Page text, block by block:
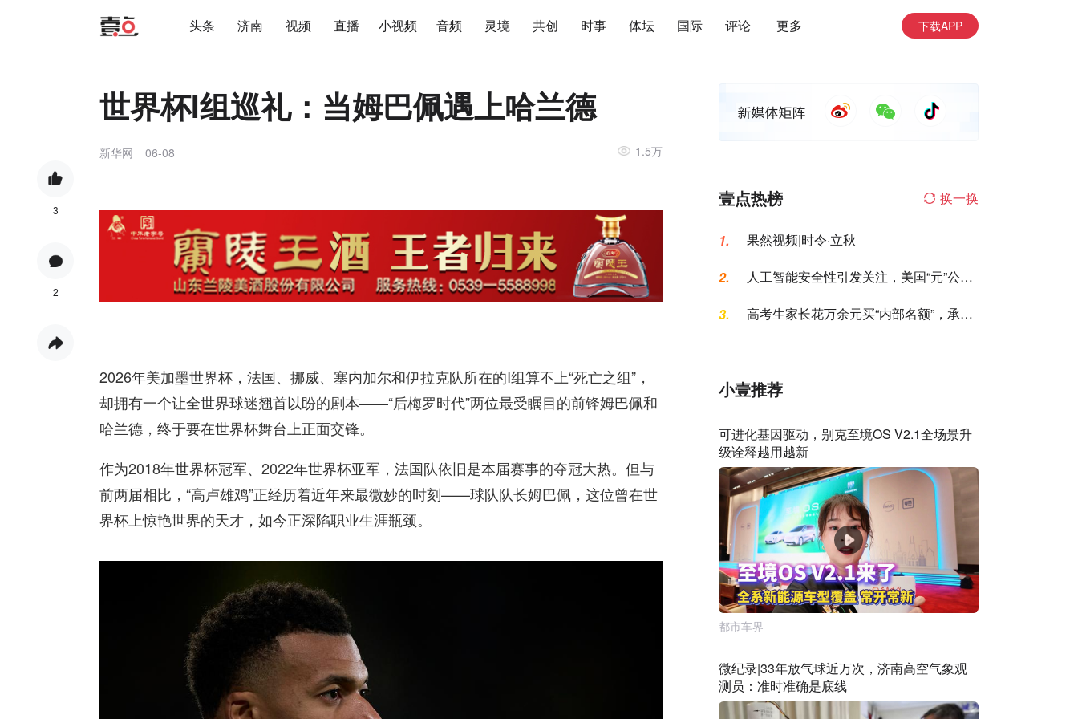
头条 济南 视频 直播 小视频 音频 灵境 共创 时事 体坛 国际 评论 更多 下载APP
3
2
世界杯I组巡礼：当姆巴佩遇上哈兰德
新华网 06-08 1.5万
2026年美加墨世界杯，法国、挪威、塞内加尔和伊拉克队所在的I组算不上“死亡之组”，
却拥有一个让全世界球迷翘首以盼的剧本——“后梅罗时代”两位最受瞩目的前锋姆巴佩和
哈兰德，终于要在世界杯舞台上正面交锋。
作为2018年世界杯冠军、2022年世界杯亚军，法国队依旧是本届赛事的夺冠大热。但与
前两届相比，“高卢雄鸡”正经历着近年来最微妙的时刻——球队队长姆巴佩，这位曾在世
界杯上惊艳世界的天才，如今正深陷职业生涯瓶颈。
壹点热榜 换一换
1. 果然视频|时令·立秋
2.
人工智能安全性引发关注，美国“元”公司
3.
高考生家长花万余元买“内部名额”，承诺
小壹推荐
可进化基因驱动，别克至境OS V2.1全场景升
级诠释越用越新
都市车界
微纪录|33年放气球近万次，济南高空气象观
测员：准时准确是底线